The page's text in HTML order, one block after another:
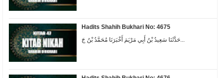
Hadits Shahih Bukhari No: 4675
حَدَّثَنَا سَعِيدُ بْنُ أَبِي مَرْيَمَ أَخْبَرَنَا مُحَمَّدُ بْنُ جَ...